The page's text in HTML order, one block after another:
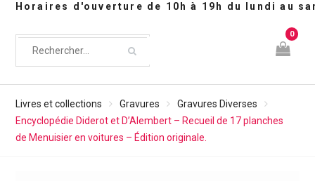
0
Livres et collections Gravures
Gravures Diverses
Encyclopédie Diderot et D’Alembert – Recueil de 17 planches
de Menuisier en voitures – Édition originale.